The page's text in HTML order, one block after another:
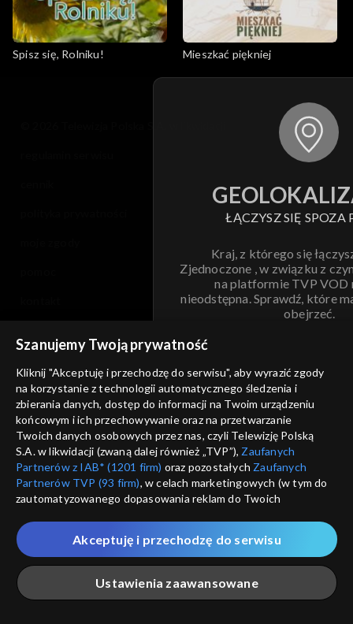
Spisz się, Rolniku! Mieszkać piękniej
ŁĄCZYSZ SIĘ SPOZA
Kraj, z którego się
Zjednoczone , w związku z
na platformie TVP VOD
nieodstępna. Sprawdź, które
obejrzeć.
ANULUJ
informacje o dostawcy usług
Szanujemy Twoją prywatność
Kliknij "Akceptuję i przechodzę do serwisu", aby wyrazić zgody
na korzystanie z technologii automatycznego śledzenia i
zbierania danych, dostęp do informacji na Twoim urządzeniu
końcowym i ich przechowywanie oraz na przetwarzanie
Twoich danych osobowych przez nas, czyli Telewizję Polską
S.A. w likwidacji (zwaną dalej również „TVP”), Zaufanych
Partnerów z IAB* (1201 firm) oraz pozostałych Zaufanych
Partnerów TVP (93 firm), w celach marketingowych (w tym do
zautomatyzowanego dopasowania reklam do Twoich
które wskazujemy poniżej, a także zgody na udostępnianie
przez nas identyfikatora PPID do Google.
Twoje dane osobowe zbierane podczas odwiedzania przez
Ciebie naszych
poszczególnych serwisówzwanych dalej
„Portalem”, w tym informacje zapisywane za pomocą
Ustawienia zaawansowane
Akceptuję i przechodzę do serwisu